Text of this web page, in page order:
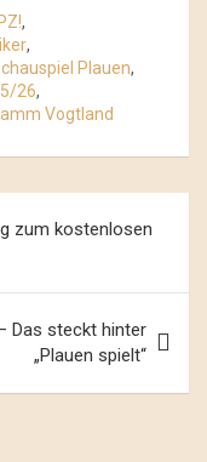
,
,
Plauen,
26,
Vogtland
zum kostenlosen
Das steckt hinter
„Plauen spielt“